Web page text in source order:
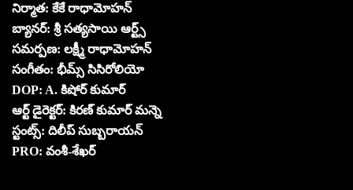
నిర్మాత: కేకే రాధామోహన్
బ్యానర్: శ్రీ సత్యసాయి ఆర్ట్స్
సమర్పణ: లక్ష్మీ రాధామోహన్
సంగీతం: భీమ్స్ సిసిరోలియో
DOP: A. కిషోర్ కుమార్
ఆర్ట్ డైరెక్టర్: కిరణ్ కుమార్ మన్నె
స్టంట్స్: దిలీప్ సుబ్బరాయన్
PRO: వంశీ-శేఖర్